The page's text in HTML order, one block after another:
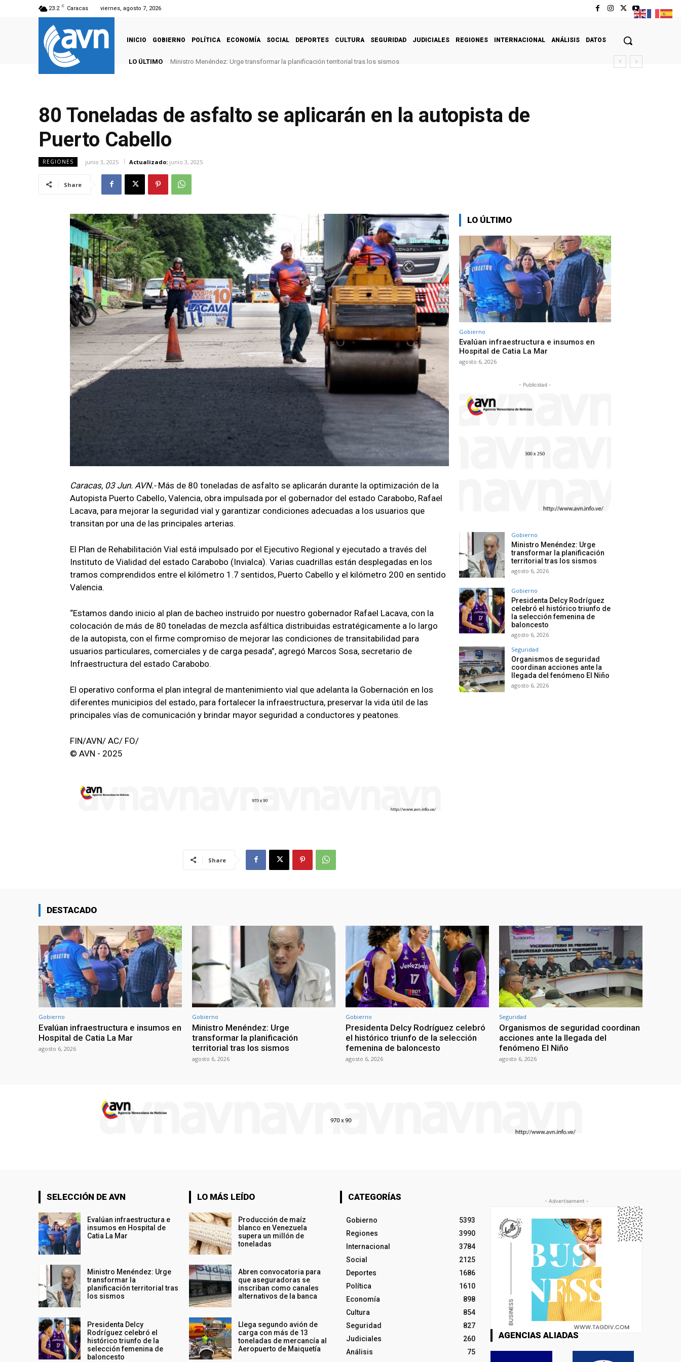
23.2 C Caracas viernes, agosto 7, 2026
INICIO GOBIERNO POLÍTICA ECONOMÍA SOCIAL DEPORTES CULTURA SEGURIDAD JUDICIALES REGIONES INTERNACIONAL ANÁLISIS DATOS
LO ÚLTIMO Ministro Menéndez: Urge transformar la planificación territorial tras los sismos
80 Toneladas de asfalto se aplicarán en la autopista de
Puerto Cabello
REGIONES junio 3, 2025 Actualizado: junio 3, 2025
Share
Caracas, 03 Jun. AVN.- Más de 80 toneladas de asfalto se aplicarán durante la optimización de la
Autopista Puerto Cabello, Valencia, obra impulsada por el gobernador del estado Carabobo, Rafael
Lacava, para mejorar la seguridad vial y garantizar condiciones adecuadas a los usuarios que
transitan por una de las principales arterias.
El Plan de Rehabilitación Vial está impulsado por el Ejecutivo Regional y ejecutado a través del
Instituto de Vialidad del estado Carabobo (Invialca). Varias cuadrillas están desplegadas en los
tramos comprendidos entre el kilómetro 1.7 sentidos, Puerto Cabello y el kilómetro 200 en sentido
Valencia.
“Estamos dando inicio al plan de bacheo instruido por nuestro gobernador Rafael Lacava, con la
colocación de más de 80 toneladas de mezcla asfáltica distribuidas estratégicamente a lo largo
de la autopista, con el firme compromiso de mejorar las condiciones de transitabilidad para
usuarios particulares, comerciales y de carga pesada”, agregó Marcos Sosa, secretario de
Infraestructura del estado Carabobo.
El operativo conforma el plan integral de mantenimiento vial que adelanta la Gobernación en los
diferentes municipios del estado, para fortalecer la infraestructura, preservar la vida útil de las
principales vías de comunicación y brindar mayor seguridad a conductores y peatones.
FIN/AVN/ AC/ FO/
© AVN - 2025
Share
LO ÚLTIMO
Gobierno
Evalúan infraestructura e insumos en
Hospital de Catia La Mar
agosto 6, 2026
- Publicidad -
Gobierno
Ministro Menéndez: Urge
transformar la planificación
territorial tras los sismos
agosto 6, 2026
Gobierno
Presidenta Delcy Rodríguez
celebró el histórico triunfo de
la selección femenina de
baloncesto
agosto 6, 2026
Seguridad
Organismos de seguridad
coordinan acciones ante la
llegada del fenómeno El Niño
agosto 6, 2026
DESTACADO
Gobierno
Evalúan infraestructura e insumos en
Hospital de Catia La Mar
agosto 6, 2026
Gobierno
Ministro Menéndez: Urge
transformar la planificación
territorial tras los sismos
agosto 6, 2026
Gobierno
Presidenta Delcy Rodríguez celebró
el histórico triunfo de la selección
femenina de baloncesto
agosto 6, 2026
Seguridad
Organismos de seguridad coordinan
acciones ante la llegada del
fenómeno El Niño
agosto 6, 2026
SELECCIÓN DE AVN
Evalúan infraestructura e
insumos en Hospital de
Catia La Mar
Ministro Menéndez: Urge
transformar la
planificación territorial tras
los sismos
Presidenta Delcy
Rodríguez celebró el
histórico triunfo de la
selección femenina de
baloncesto
LO MÁS LEÍDO
Producción de maíz
blanco en Venezuela
supera un millón de
toneladas
Abren convocatoria para
que aseguradoras se
inscriban como canales
alternativos de la banca
Llega segundo avión de
carga con más de 13
toneladas de mercancía al
Aeropuerto de Maiquetía
CATEGORÍAS
Gobierno
5393
Regiones
3990
Internacional
3784
Social
2125
Deportes
1686
Política
1610
Economía
898
Cultura
854
Seguridad
827
Judiciales
260
Análisis
75
- Advertisement -
AGENCIAS ALIADAS